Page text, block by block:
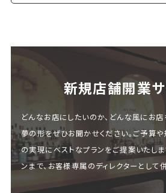
新規店舗開業
どんなお店にしたいのか、どんな風にお店
夢の形をぜひお聞かせください。ご予算
の実現にベストなプランをご提案いたし
ンまで、お客様専属のディレクターとして